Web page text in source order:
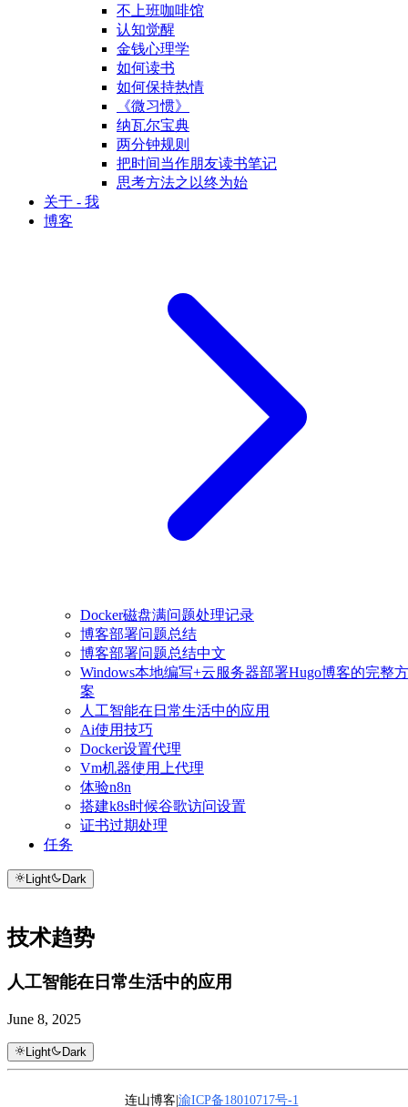
不上班咖啡馆
认知觉醒
金钱心理学
如何读书
如何保持热情
《微习惯》
纳瓦尔宝典
两分钟规则
把时间当作朋友读书笔记
思考方法之以终为始
关于 - 我
博客
Docker磁盘满问题处理记录
博客部署问题总结
博客部署问题总结中文
Windows本地编写+云服务器部署Hugo博客的完整方
案
人工智能在日常生活中的应用
Ai使用技巧
Docker设置代理
Vm机器使用上代理
体验n8n
搭建k8s时候谷歌访问设置
证书过期处理
任务
Light Dark
技术趋势
人工智能在日常生活中的应用
June 8, 2025
Light Dark
连山博客|渝ICP备18010717号-1